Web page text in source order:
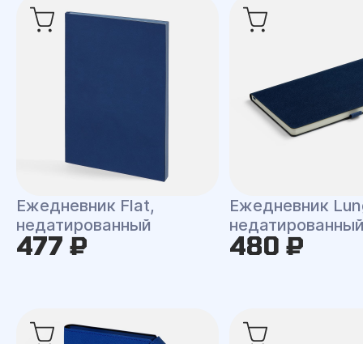
Ежедневник Flat,
недатированный
477 ₽
Ежедневник
480 ₽